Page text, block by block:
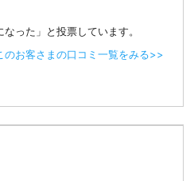
った」と投票しています。
のお客さまの口コミ一覧をみる>>